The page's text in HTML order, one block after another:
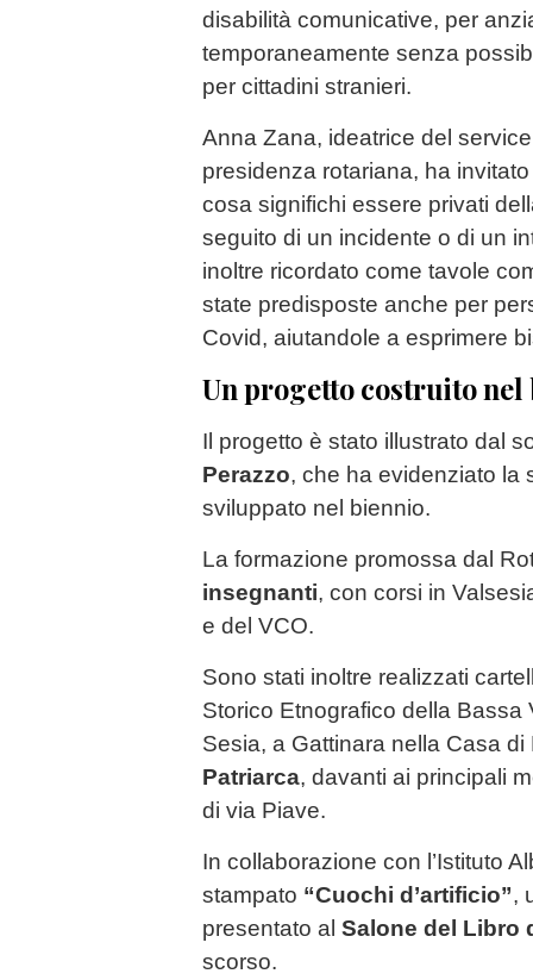
disabilità comunicative, per
temporaneamente senza
per cittadini stranieri.
Anna Zana, ideatrice del
presidenza rotariana, ha
cosa significhi essere privati
seguito di un incidente o di un
inoltre ricordato come tavole
state predisposte anche per
Covid, aiutandole a esprimere
Un progetto costruito nel
Il progetto è stato illustrato dal
Perazzo, che ha evidenziato la
sviluppato nel biennio.
La formazione promossa dal
insegnanti, con corsi in
e del VCO.
Sono stati inoltre realizzati
Storico Etnografico della Bassa
Sesia, a Gattinara nella Casa
Patriarca, davanti ai principali
di via Piave.
In collaborazione con l’Istituto
stampato “Cuochi d’artificio”,
presentato al Salone del Libro
scorso.